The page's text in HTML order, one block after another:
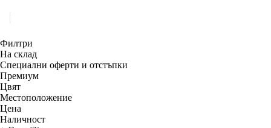
Филтри
На склад
Специални оферти и отстъпки
Премиум
Цвят
Местоположение
Цена
Наличност